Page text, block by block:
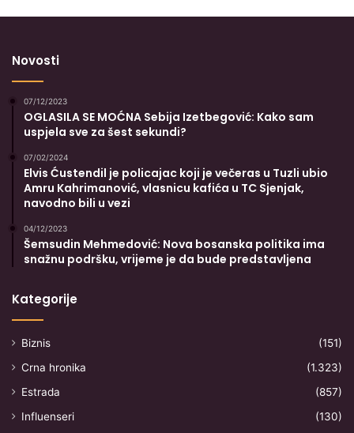
Novosti
07/12/2023
OGLASILA SE MOĆNA Sebija Izetbegović: Kako sam
uspjela sve za šest sekundi?
07/02/2024
Elvis Ćustendil je policajac koji je večeras u Tuzli ubio
Amru Kahrimanović, vlasnicu kafića u TC Sjenjak,
navodno bili u vezi
04/12/2023
Šemsudin Mehmedović: Nova bosanska politika ima
snažnu podršku, vrijeme je da bude predstavljena
Kategorije
Biznis
(151)
Crna hronika
(1.323)
Estrada
(857)
Influenseri
(130)